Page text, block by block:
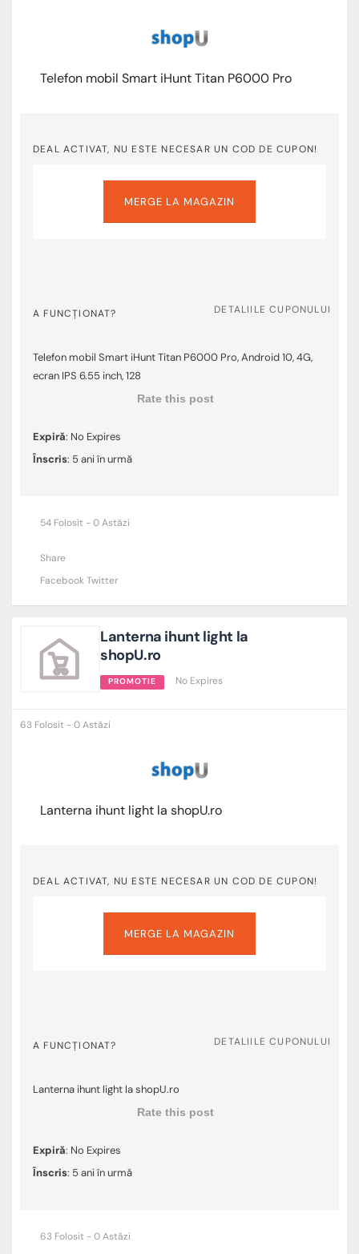
Telefon mobil Smart iHunt Titan P6000 Pro
DEAL ACTIVAT, NU ESTE NECESAR UN COD DE CUPON!
MERGE LA MAGAZIN
A FUNCȚIONAT? DETALIILE CUPONULUI
Telefon mobil Smart iHunt Titan P6000 Pro, Android 10, 4G,
ecran IPS 6.55 inch, 128
Rate this post
Expiră: No Expires
Înscris: 5 ani în urmă
54 Folosit - 0 Astăzi
Share
FacebookTwitter
Lanterna ihunt light la
shopU.ro
PROMOTIE No Expires
63 Folosit - 0 Astăzi
Lanterna ihunt light la shopU.ro
DEAL ACTIVAT, NU ESTE NECESAR UN COD DE CUPON!
MERGE LA MAGAZIN
A FUNCȚIONAT? DETALIILE CUPONULUI
Lanterna ihunt light la shopU.ro
Rate this post
Expiră: No Expires
Înscris: 5 ani în urmă
63 Folosit - 0 Astăzi